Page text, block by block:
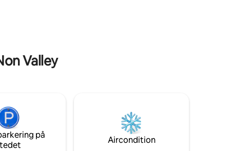
Valley
på
Aircondition